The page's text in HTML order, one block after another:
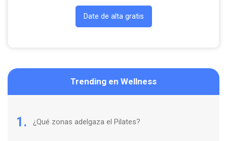
Date de alta gratis
Trending en Wellness
1. ¿Qué zonas adelgaza el Pilates?